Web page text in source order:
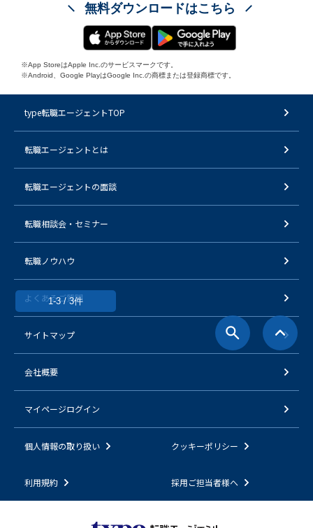
1-3 / 3件
無料ダウンロードはこちら
※App StoreはApple Inc.のサービスマークです。
※Android、Google PlayはGoogle Inc.の商標または登録商標です。
type転職エージェントTOP
転職エージェントとは
転職エージェントの面談
転職相談会・セミナー
転職ノウハウ
よくあるご質問
サイトマップ
会社概要
マイページログイン
個人情報の取り扱い クッキーポリシー
利用規約 採用ご担当者様へ